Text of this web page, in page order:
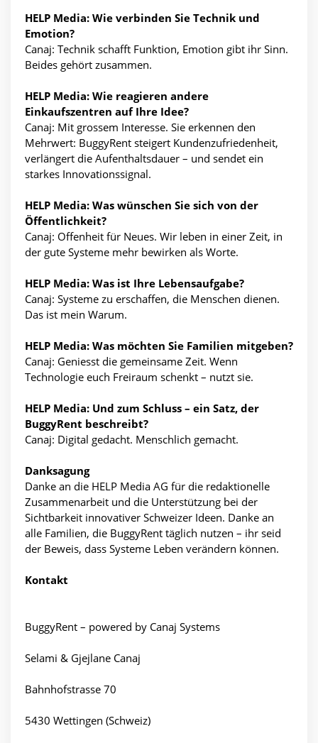
HELP Media: Wie verbinden Sie Technik und
Emotion?
Canaj: Technik schafft Funktion, Emotion gibt ihr Sinn.
Beides gehört zusammen.
HELP Media: Wie reagieren andere
Einkaufszentren auf Ihre Idee?
Canaj: Mit grossem Interesse. Sie erkennen den
Mehrwert: BuggyRent steigert Kundenzufriedenheit,
verlängert die Aufenthaltsdauer – und sendet ein
starkes Innovationssignal.
HELP Media: Was wünschen Sie sich von der
Öffentlichkeit?
Canaj: Offenheit für Neues. Wir leben in einer Zeit, in
der gute Systeme mehr bewirken als Worte.
HELP Media: Was ist Ihre Lebensaufgabe?
Canaj: Systeme zu erschaffen, die Menschen dienen.
Das ist mein Warum.
HELP Media: Was möchten Sie Familien mitgeben?
Canaj: Geniesst die gemeinsame Zeit. Wenn
Technologie euch Freiraum schenkt – nutzt sie.
HELP Media: Und zum Schluss – ein Satz, der
BuggyRent beschreibt?
Canaj: Digital gedacht. Menschlich gemacht.
Danksagung
Danke an die HELP Media AG für die redaktionelle
Zusammenarbeit und die Unterstützung bei der
Sichtbarkeit innovativer Schweizer Ideen. Danke an
alle Familien, die BuggyRent täglich nutzen – ihr seid
der Beweis, dass Systeme Leben verändern können.
Kontakt
BuggyRent – powered by Canaj Systems
Selami & Gjejlane Canaj
Bahnhofstrasse 70
5430 Wettingen (Schweiz)